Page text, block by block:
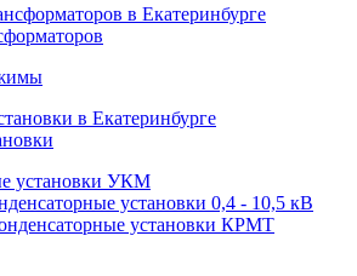
установки УКМ
установки 0,4 - 10,5 кВ
установки КРМТ